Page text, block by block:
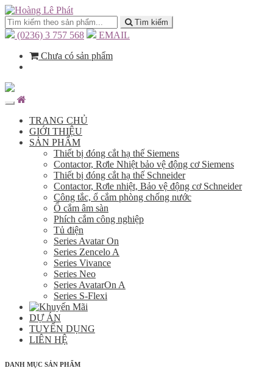
Tìm kiếm
(0236) 3 757 568
EMAIL
Chưa có sản phẩm
TRANG CHỦ
GIỚI THIỆU
SẢN PHẨM
Thiết bị đóng cắt hạ thế Siemens
Contactor, Rơle Nhiệt bảo vệ động cơ Siemens
Thiết bị đóng cắt hạ thế Schneider
Contactor, Rơle nhiệt, Bảo vệ động cơ Schneider
Công tắc, ổ cắm phòng chống nước
Ổ cắm âm sàn
Phích cắm công nghiệp
Tủ điện
Series Avatar On
Series Zencelo A
Series Vivance
Series Neo
Series AvatarOn A
Series S-Flexi
DỰ ÁN
TUYỂN DỤNG
LIÊN HỆ
DANH MỤC SẢN PHẨM